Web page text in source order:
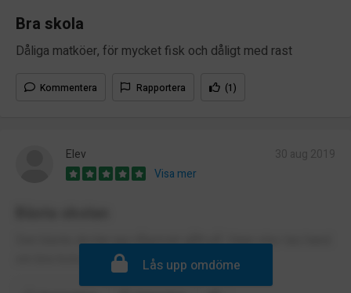
Bra skola
Dåliga matköer, för mycket fisk och dåligt med rast
Kommentera Rapportera (1)
Elev
Visa mer
Den bästa skolan jag någonsin gått på. Varje elev tas hand
om bra trots att det är en sådan stor skola.
Lås upp omdöme